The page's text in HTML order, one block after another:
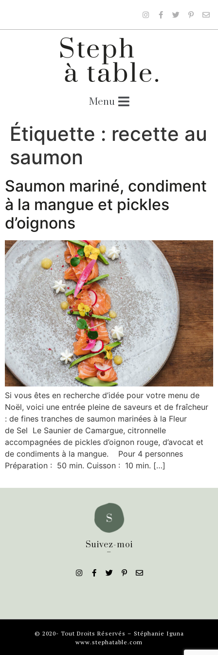
Étiquette : recette au
saumon
Saumon mariné, condiment
à la mangue et pickles
d’oignons
Si vous êtes en recherche d’idée pour votre menu de
Noël, voici une entrée pleine de saveurs et de fraîcheur
: de fines tranches de saumon marinées à la Fleur
de Sel Le Saunier de Camargue, citronnelle
accompagnées de pickles d’oignon rouge, d’avocat et
de condiments à la mangue. Pour 4 personnes
Préparation : 50 min. Cuisson : 10 min. […]
Suivez-moi
_
© 2020- Tout Droits Réservés – Stéphanie Iguna
www.stephatable.com